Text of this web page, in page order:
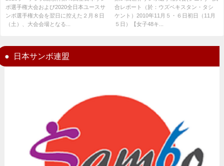
ボ選手権大会および2020全日本ユースサ
ンボ選手権大会を翌日に控えた２月８日
（土）、大会会場となる...
合レポート（於：ウズベキスタン・タシ
ケント）2010年11月５・６日初日（11月
５日）【女子48キ...
日本サンボ連盟